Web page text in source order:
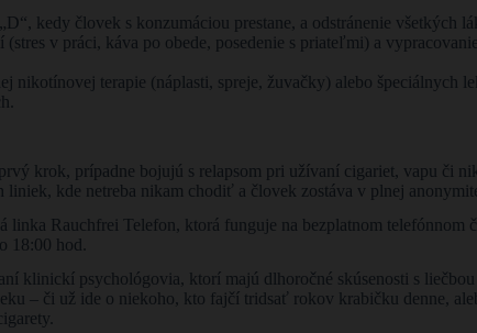
kedy človek s konzumáciou prestane, a odstránenie všetkých
v práci, káva po obede, posedenie s priateľmi) a
nikotínovej terapie (náplasti, spreje, žuvačky) alebo špeciálnych
krok, prípadne bojujú s relapsom pri užívaní cigariet, vapu či
kde netreba nikam chodiť a človek zostáva v plnej
Rauchfrei Telefon, ktorá funguje na bezplatnom telefónnom
18:00 hod.
klinickí psychológovia, ktorí majú dlhoročné skúsenosti s
– či už ide o niekoho, kto fajčí tridsať rokov krabičku denne,